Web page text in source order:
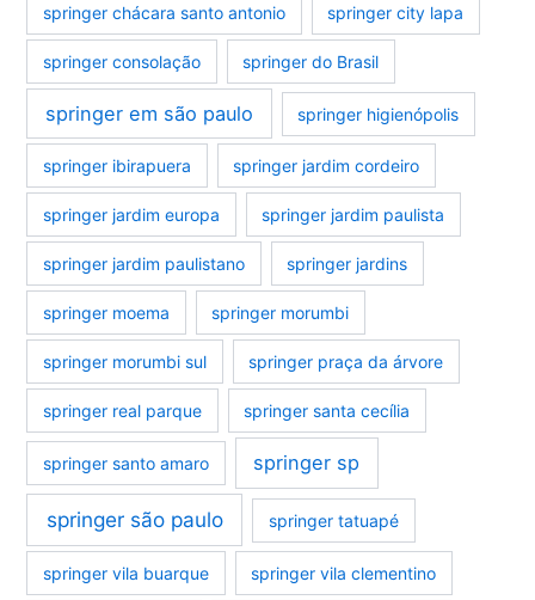
springer chácara santo antonio springer city lapa
springer consolação springer do Brasil
springer em são paulo springer higienópolis
springer ibirapuera springer jardim cordeiro
springer jardim europa springer jardim paulista
springer jardim paulistano springer jardins
springer moema springer morumbi
springer morumbi sul springer praça da árvore
springer real parque springer santa cecília
springer santo amaro springer sp
springer são paulo springer tatuapé
springer vila buarque springer vila clementino